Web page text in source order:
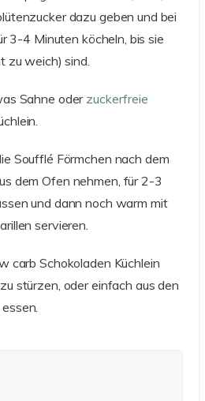
dazu geben und bei
3-4 Minuten köcheln, bis sie
zu weich) sind.
Sahne oder zuckerfreie
Soufflé Förmchen nach dem
dem Ofen nehmen, für 2-3
und dann noch warm mit
servieren.
carb Schokoladen Küchlein
stürzen, oder einfach aus den